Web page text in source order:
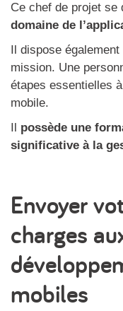
Ce chef de projet se
domaine de
Il dispose
mission. Une
étapes essentielles
mobile.
Il possède une
significative à la
Envoyer
charges
mobiles